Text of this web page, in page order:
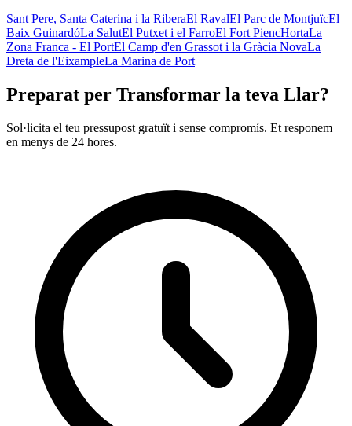
Sant Pere, Santa Caterina i la RiberaEl RavalEl Parc de MontjuïcEl
Baix GuinardóLa SalutEl Putxet i el FarroEl Fort PiencHortaLa
Zona Franca - El PortEl Camp d'en Grassot i la Gràcia NovaLa
Dreta de l'EixampleLa Marina de Port
Preparat per Transformar la teva Llar?
Sol·licita el teu pressupost gratuït i sense compromís. Et responem
en menys de 24 hores.